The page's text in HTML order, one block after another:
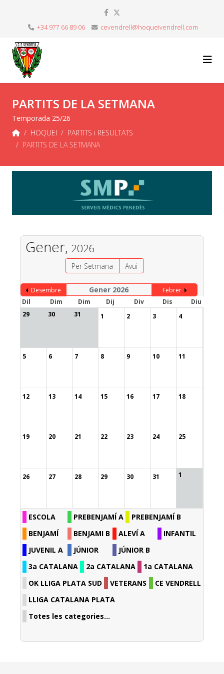
+34 977 66 89 06 cevendrell@hoqueivendrell.com
PARTITS DE LA SETMANA
Temporada 25/26
HOQUEI
PARTITS i RESULTATS
PARTITS DE LA SETMANA
Gener, 2026
Per Setmana Avui
Desembre Gener 2026
Febrer
Dil
Dim Dim Dij Div Dis
Diu
29
30 31 1 2 3 4
5 6 7 8 9 10 11
12 13 14 15 16 17 18
19 20 21 22 23 24 25
26 27 28 29 30 31 1
ESCOLA PREBENJAMÍ A
PREBENJAMÍ B
BENJAMÍ
BENJAMI B ALEVÍ A
INFANTIL
JUVENIL A
JÚNIOR
JÚNIOR B
3a CATALANA
2a CATALANA
1a CATALANA
OK LLIGA PLATA SUD
VETERANS
CE VENDRELL
LLIGA CATALANA PLATA
Totes les categories...